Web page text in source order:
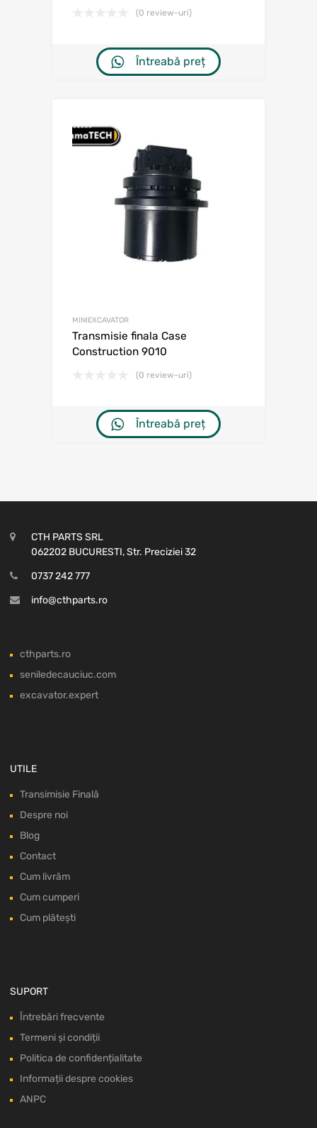
(0 review-uri)
Întreabă preț
MINIEXCAVATOR
Transmisie finala Case
Construction 9010
(0 review-uri)
Întreabă preț
CTH PARTS SRL
062202 BUCURESTI, Str. Preciziei 32
0737 242 777
info@cthparts.ro
cthparts.ro
seniledecauciuc.com
excavator.expert
UTILE
Transimisie Finală
Despre noi
Blog
Contact
Cum livrăm
Cum cumperi
Cum plătești
SUPORT
Întrebări frecvente
Termeni și condiții
Politica de confidențialitate
Informații despre cookies
ANPC